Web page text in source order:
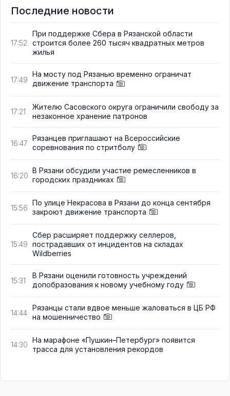
Последние новости
17:52
При поддержке Сбера в Рязанской области
строится более 260 тысяч квадратных метров
жилья
17:49
На мосту под Рязанью временно ограничат
движение транспорта
17:21
Жителю Сасовского округа ограничили свободу за
незаконное хранение патронов
16:47
Рязанцев приглашают на Всероссийские
соревнования по стритболу
16:20
В Рязани обсудили участие ремесленников в
городских праздниках
15:56
По улице Некрасова в Рязани до конца сентября
закроют движение транспорта
15:49
Сбер расширяет поддержку селлеров,
пострадавших от инцидентов на складах
Wildberries
15:31
В Рязани оценили готовность учреждений
допобразования к новому учебному году
14:44
Рязанцы стали вдвое меньше жаловаться в ЦБ РФ
на мошенничество
14:30
На марафоне «Пушкин–Петербург» появится
трасса для установления рекордов